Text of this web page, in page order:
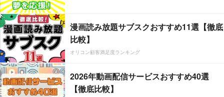
漫画読み放題サブスクおすすめ11選【徹底
比較】
オリコン顧客満足度ランキング
2026年動画配信サービスおすすめ40選
【徹底比較】